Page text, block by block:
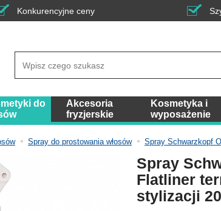
Konkurencyjne ceny
do
Akcesoria
fryzjerskie
Kosmetyka i
wyposażenie
Spray do prostowania włosów Spray Schwarzkopf
Spray
Flatliner
stylizacji